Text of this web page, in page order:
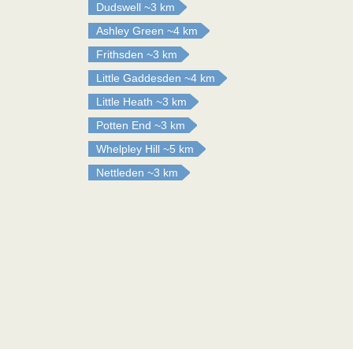
Dudswell ~3 km
Ashley Green ~4 km
Frithsden ~3 km
Little Gaddesden ~4 km
Little Heath ~3 km
Potten End ~3 km
Whelpley Hill ~5 km
Nettleden ~3 km